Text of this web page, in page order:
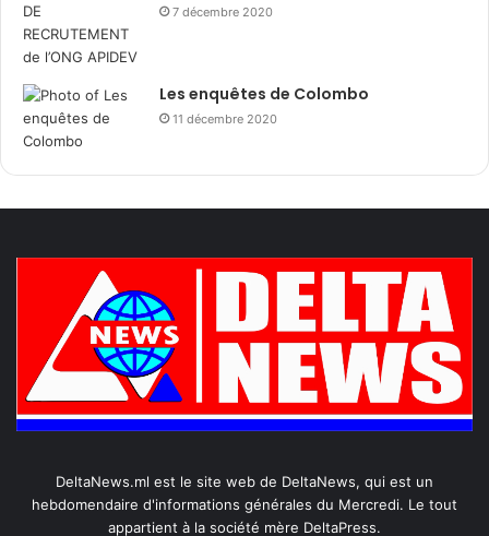
7 décembre 2020
Les enquêtes de Colombo
11 décembre 2020
DeltaNews.ml est le site web de DeltaNews, qui est un
hebdomendaire d'informations générales du Mercredi. Le tout
appartient à la société mère DeltaPress.